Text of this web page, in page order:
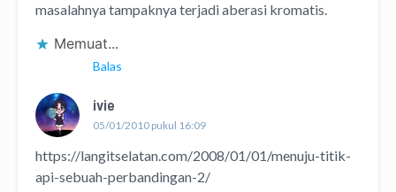
masalahnya tampaknya terjadi aberasi kromatis.
Memuat...
Balas
ivie
05/01/2010 pukul 16:09
https://langitselatan.com/2008/01/01/menuju-titik-
api-sebuah-perbandingan-2/